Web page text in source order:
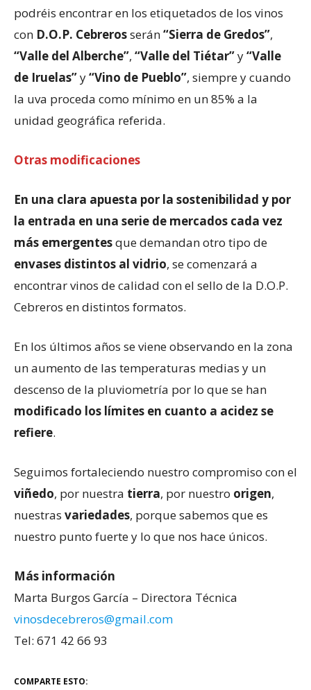
podréis encontrar en los etiquetados de los vinos
con D.O.P. Cebrerosserán“Sierra de Gredos”,
“Valle del Alberche”, “Valle del Tiétar”y“Valle
de Iruelas”y“Vino de Pueblo”, siempre y cuando
la uva proceda como mínimo en un 85% a la
unidad geográfica referida.
Otras modificaciones
En una clara apuesta por la sostenibilidad y por
la entrada en una serie de mercados cada vez
más emergentesque demandan otro tipo de
envases distintos al vidrio, se comenzará a
encontrar vinos de calidad con el sello de la D.O.P.
Cebreros en distintos formatos.
En los últimos años se viene observando en la zona
un aumento de las temperaturas medias y un
descenso de la pluviometría por lo que se han
modificado los límites en cuanto a acidez se
refiere.
Seguimos fortaleciendo nuestro compromiso con el
viñedo, por nuestra tierra, por nuestro origen,
nuestras variedades, porque sabemos que es
nuestro punto fuerte y lo que nos hace únicos.
Más información
Marta Burgos García – Directora Técnica
vinosdecebreros@gmail.com
Tel: 671 42 66 93
COMPARTE ESTO: